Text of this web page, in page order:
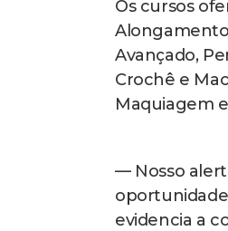
Os cursos
Avançado,
Crochê e
Maquiagem
— Nosso
oportunidade
evidencia a